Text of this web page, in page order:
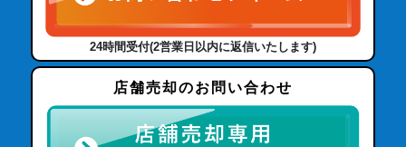
24時間受付(2営業日以内に返信いたします)
店舗売却のお問い合わせ